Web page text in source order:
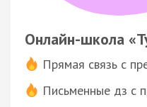
Онлайн-школа
Прямая связь с
Письменные дз с